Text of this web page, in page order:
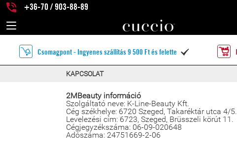
+36-70 / 903-88-89
Csomagpont - Ingyenes szállítás 9 500 Ft és felette 
KAPCSOLAT
2MBeauty információ
Szolgáltató neve: K-Line-Beauty Kft.
Cég székhelye: 6720 Szeged, Takaréktár utca 4/5.
Levelezési cím: 6723, Szeged, Brüsszeli körút 11.
Cégjegyzékszáma: 06-09-020648
Adószáma: 24751669-2-06